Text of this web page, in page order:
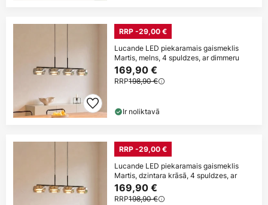
RRP -29,00 €
Lucande LED piekaramais gaismeklis
Martis, melns, 4 spuldzes, ar dimmeru
169,90 €
RRP198,90 €
Ir noliktavā
RRP -29,00 €
Lucande LED piekaramais gaismeklis
Martis, dzintara krāsā, 4 spuldzes, ar
169,90 €
RRP198,90 €